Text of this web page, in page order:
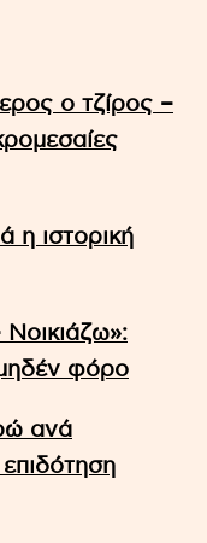
ο τζίρος –
η ιστορική
μηδέν φόρο
ανά